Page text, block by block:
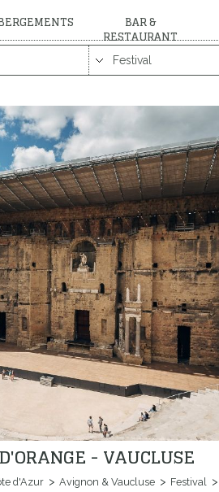
BAR &
RESTAURANT
- VAUCLUSE
d'Azur Avignon & Vaucluse Festival